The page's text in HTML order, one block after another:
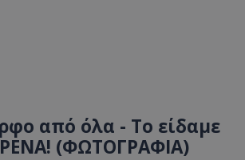
από όλα - Το είδαμε
(ΦΩΤΟΓΡΑΦΙΑ)